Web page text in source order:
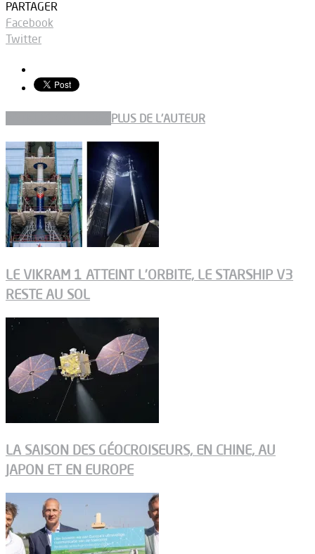
PARTAGER
Facebook
Twitter
PLUS DE L'AUTEUR
LE VIKRAM 1 ATTEINT L’ORBITE, LE STARSHIP V3
RESTE AU SOL
LA SAISON DES GÉOCROISEURS, EN CHINE, AU
JAPON ET EN EUROPE